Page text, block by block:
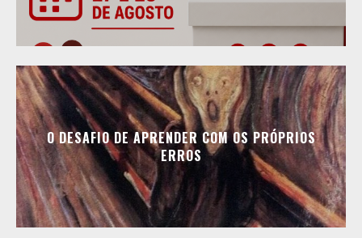
O DESAFIO DE APRENDER COM OS PRÓPRIOS
ERROS